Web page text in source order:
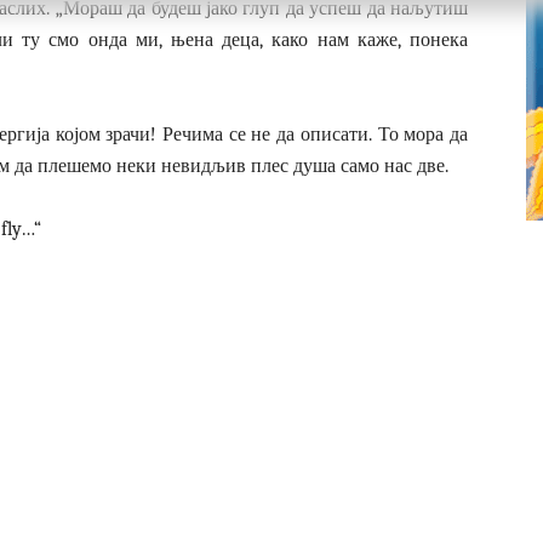
„Мораш да будеш јако глуп да успеш да наљутиш
ту смо онда ми, њена деца, како нам каже, понека
којом зрачи! Речима се не да описати. То мора да
да плешемо неки невидљив плес душа само нас две.